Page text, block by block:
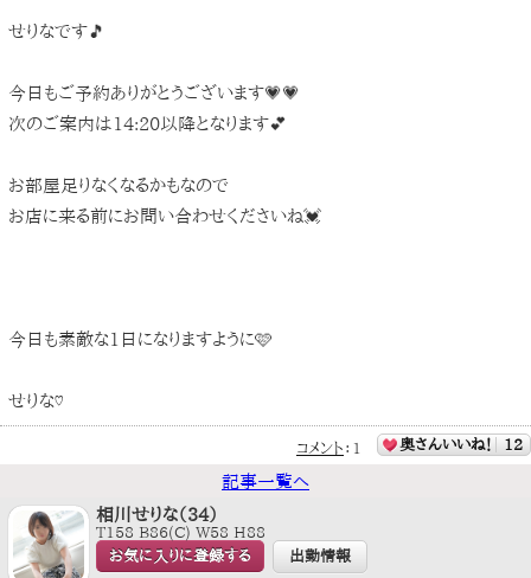
せりなです🎵
今日もご予約ありがとうございます💗💗
次のご案内は14:20以降となります💕
お部屋足りなくなるかもなので
お店に来る前にお問い合わせくださいね💓
今日も素敵な1日になりますように🩷
せりな♡
コメント ： 1 奥さんいいね！ 12
記事一覧へ
相川せりな（34）
T158 B86(C) W58 H88
お気に入りに登録する 出勤情報